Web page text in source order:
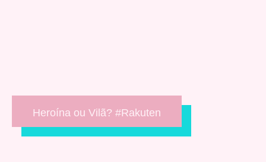
Heroína ou Vilã? #Rakuten